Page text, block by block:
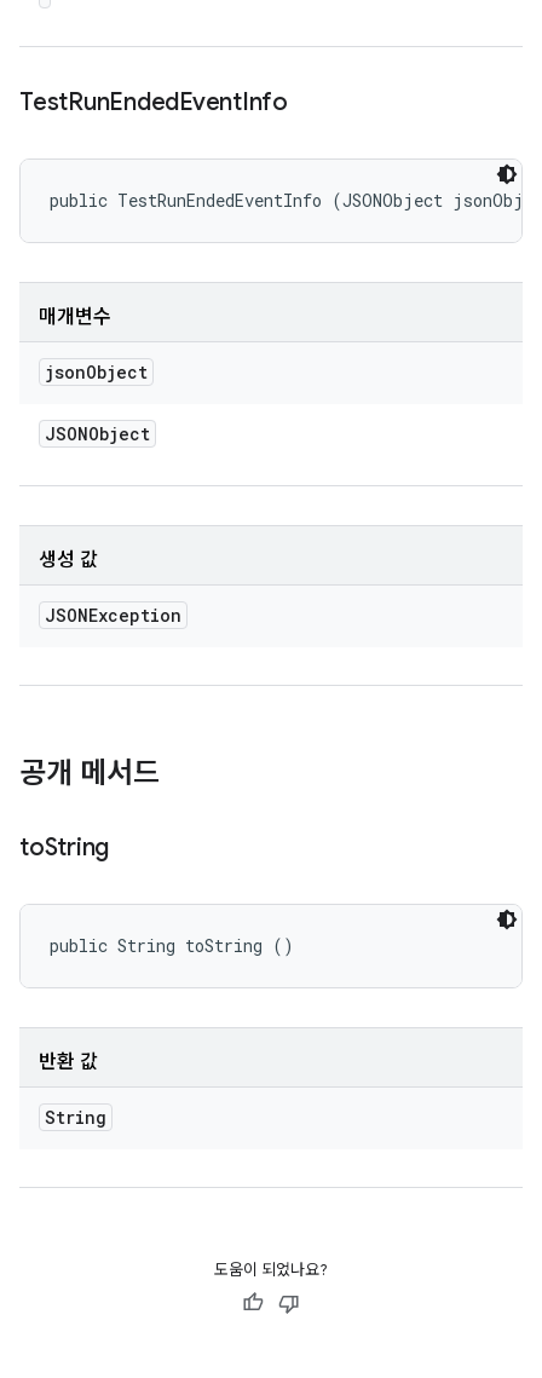
TestRunEndedEventInfo
public TestRunEndedEventInfo (JSONObject
매개변수
jsonObject
JSONObject
생성 값
JSONException
공개 메서드
toString
public String toString ()
반환 값
String
도움이 되었나요?